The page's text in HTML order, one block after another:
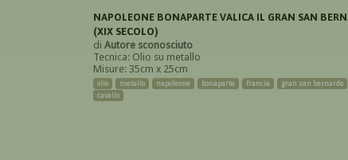
NAPOLEONE BONAPARTE VALICA IL GRAN SAN
(XIX SECOLO)
di Autore sconosciuto
Tecnica: Olio su metallo
Misure: 35cm x 25cm
olio metallo napoleone bonaparte francia gran san bernardo
cavallo